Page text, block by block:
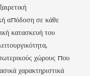
απόδοση σε κάθε
κατασκευή του
χώρους που
χαρακτηριστικά